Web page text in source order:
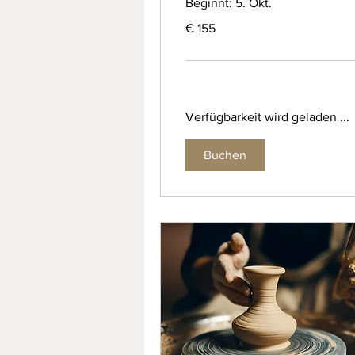
Beginnt: 5. Okt.
Euro
€ 155
Verfügbarkeit wird geladen ...
Buchen